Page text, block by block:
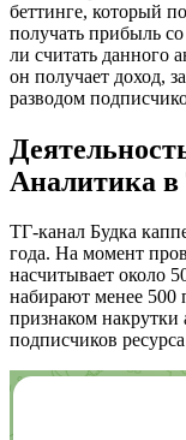
беттинге, который
получать прибыль
ли считать данного
он получает доход,
разводом
Аналитика в
ТГ-канал Будка
года. На момент
насчитывает около
набирают менее 500
признаком накрутки
подписчиков